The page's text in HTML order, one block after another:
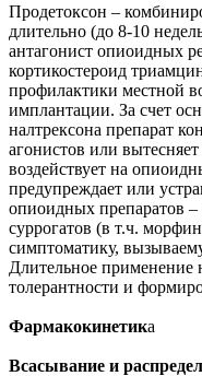
Продетоксон –
длительно (до 8-10
антагонист опиоидных
кортикостероид
профилактики местной
имплантации. За счет
налтрексона препарат
агонистов или
воздействует на
предупреждает или
опиоидных препаратов
суррогатов (в т.ч.
симптоматику,
Длительное
толерантности и
Фармакокинетика
Всасывание и